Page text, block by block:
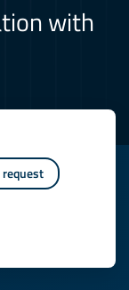
with
request